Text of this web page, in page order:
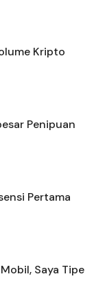
Kripto
Penipuan
Pertama
Saya Tipe